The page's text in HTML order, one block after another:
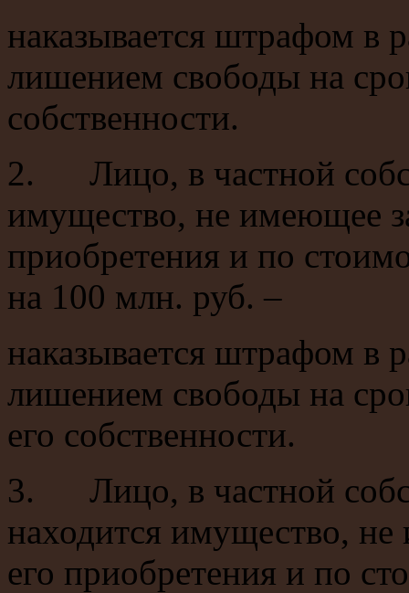
наказывается штрафом в
лишением свободы на
собственности.
2. Лицо, в частной
имущество, не имеющее
приобретения и по
на 100 млн. руб. –
наказывается штрафом в
лишением свободы на
его собственности.
3. Лицо, в частной
находится имущество,
его приобретения и по